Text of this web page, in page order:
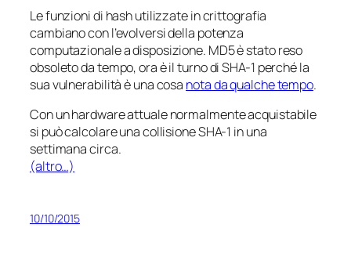
Le funzioni di hash utilizzate in crittografia
cambiano con l’evolversi della potenza
computazionale a disposizione. MD5 è stato reso
obsoleto da tempo, ora è il turno di SHA-1 perché la
sua vulnerabilità è una cosa nota da qualche tempo.
Con un hardware attuale normalmente acquistabile
si può calcolare una collisione SHA-1 in una
settimana circa.
(altro…)
10/10/2015